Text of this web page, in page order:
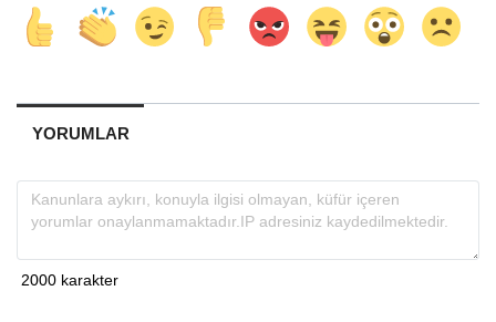
YORUMLAR